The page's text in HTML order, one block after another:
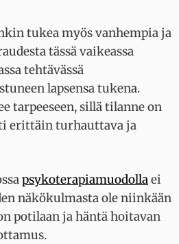
tukea myös vanhempia ja
tässä vaikeassa
tehtävässä
lapsensa tukena.
tarpeeseen, sillä tilanne on
erittäin turhauttava ja
psykoterapiamuodollaei
näkökulmasta ole niinkään
potilaan ja häntä hoitavan